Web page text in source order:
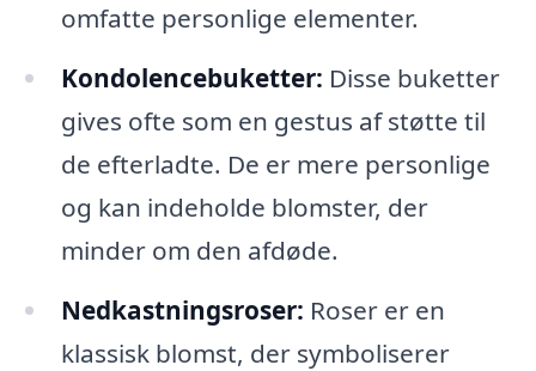
omfatte personlige elementer.
Kondolencebuketter: Disse buketter
gives ofte som en gestus af støtte til
de efterladte. De er mere personlige
og kan indeholde blomster, der
minder om den afdøde.
Nedkastningsroser: Roser er en
klassisk blomst, der symboliserer